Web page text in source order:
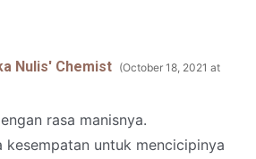
Nulis' Chemist
October 18, 2021 at
rasa manisnya.
kesempatan untuk mencicipinya